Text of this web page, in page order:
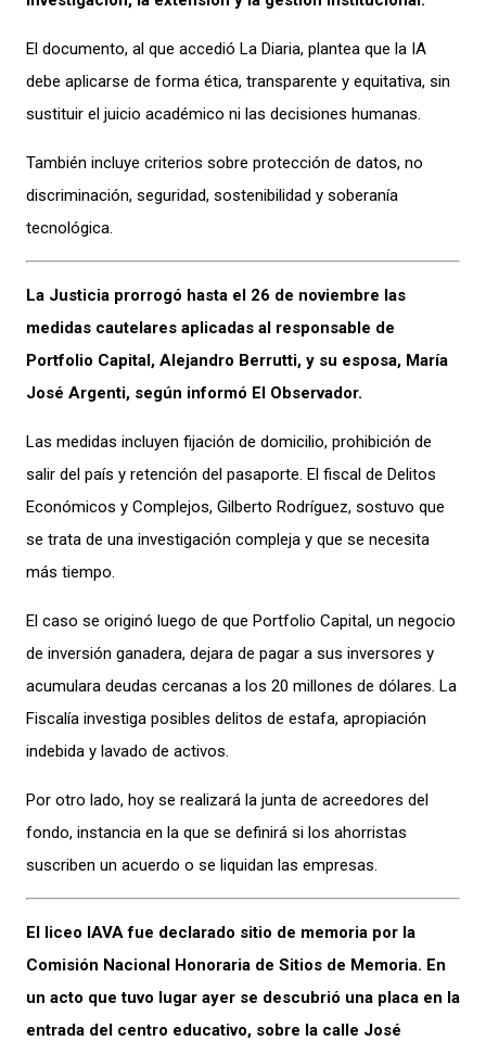
El documento, al que accedió La Diaria, plantea que la IA
debe aplicarse de forma ética, transparente y equitativa, sin
sustituir el juicio académico ni las decisiones humanas.
También incluye criterios sobre protección de datos, no
discriminación, seguridad, sostenibilidad y soberanía
tecnológica.
La Justicia prorrogó hasta el 26 de noviembre las
medidas cautelares aplicadas al responsable de
Portfolio Capital, Alejandro Berrutti, y su esposa, María
José Argenti, según informó El Observador.
Las medidas incluyen fijación de domicilio, prohibición de
salir del país y retención del pasaporte. El fiscal de Delitos
Económicos y Complejos, Gilberto Rodríguez, sostuvo que
se trata de una investigación compleja y que se necesita
más tiempo.
El caso se originó luego de que Portfolio Capital, un negocio
de inversión ganadera, dejara de pagar a sus inversores y
acumulara deudas cercanas a los 20 millones de dólares. La
Fiscalía investiga posibles delitos de estafa, apropiación
indebida y lavado de activos.
Por otro lado, hoy se realizará la junta de acreedores del
fondo, instancia en la que se definirá si los ahorristas
suscriben un acuerdo o se liquidan las empresas.
El liceo IAVA fue declarado sitio de memoria por la
Comisión Nacional Honoraria de Sitios de Memoria. En
un acto que tuvo lugar ayer se descubrió una placa en la
entrada del centro educativo, sobre la calle José